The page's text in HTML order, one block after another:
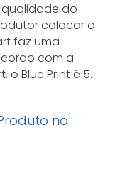
do
colocar o
faz uma
com a
Blue Print é 5.